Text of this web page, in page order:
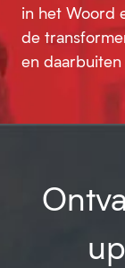
in het Woord
de
en